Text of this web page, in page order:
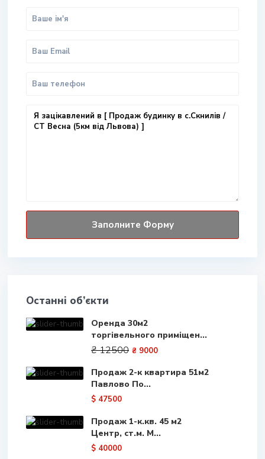
Останні об’єкти
Оренда 30м2
торгівельного приміщен...
₴ 12500 ₴ 9000
Продаж 2-к квартира 51м2
Павлово По...
$ 47500
Продаж 1-к.кв. 45 м2
Центр, ст.м. М...
$ 40000